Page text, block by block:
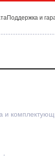
Поддержка и
и